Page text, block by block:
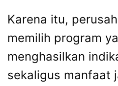
Karena itu,
memilih program
menghasilkan
sekaligus manfaat